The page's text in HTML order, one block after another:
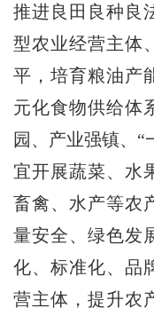
推进良田良种良
型农业经营主体
平，培育粮油产
元化食物供给体
园、产业强镇、“
宜开展蔬菜、水
畜禽、水产等农
量安全、绿色发
化、标准化、品
营主体，提升农